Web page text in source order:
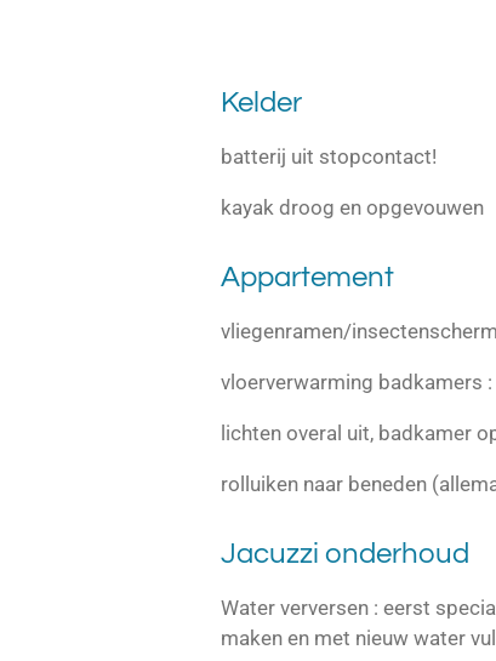
Kelder
batterij uit stopcontact!
kayak droog en opgevouwen
Appartement
vliegenramen/
vloerverwarming badkamers
lichten overal uit, badkamer
rolluiken naar beneden
Jacuzzi onderhoud
Water verversen : eerst
maken en met nieuw water